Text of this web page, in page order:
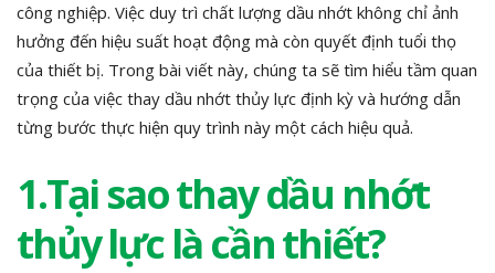
công nghiệp. Việc duy trì chất lượng dầu nhớt không chỉ ảnh
hưởng đến hiệu suất hoạt động mà còn quyết định tuổi thọ
của thiết bị. Trong bài viết này, chúng ta sẽ tìm hiểu tầm quan
trọng của việc thay dầu nhớt thủy lực định kỳ và hướng dẫn
từng bước thực hiện quy trình này một cách hiệu quả.
1.Tại sao thay dầu nhớt
thủy lực là cần thiết?